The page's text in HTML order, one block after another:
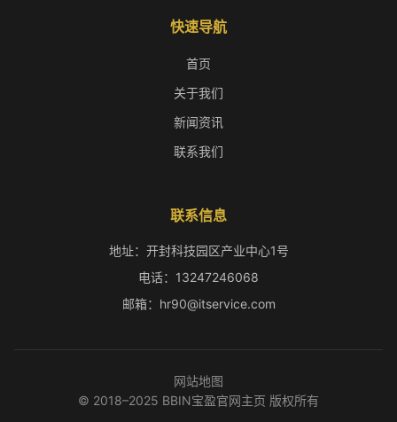
快速导航
首页
关于我们
新闻资讯
联系我们
联系信息
地址：开封科技园区产业中心1号
电话：13247246068
邮箱：hr90@itservice.com
网站地图
© 2018–2025 BBIN宝盈官网主页 版权所有